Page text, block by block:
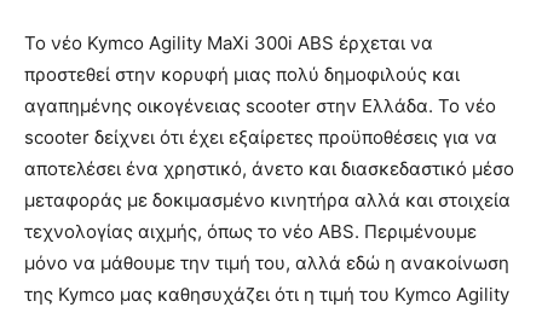
Το νέο Kymco Agility MaXi 300i ABS έρχεται να
προστεθεί στην κορυφή μιας πολύ δημοφιλούς και
αγαπημένης οικογένειας scooter στην Ελλάδα. Το νέο
scooter δείχνει ότι έχει εξαίρετες προϋποθέσεις για να
αποτελέσει ένα χρηστικό, άνετο και διασκεδαστικό μέσο
μεταφοράς με δοκιμασμένο κινητήρα αλλά και στοιχεία
τεχνολογίας αιχμής, όπως το νέο ABS. Περιμένουμε
μόνο να μάθουμε την τιμή του, αλλά εδώ η ανακοίνωση
της Kymco μας καθησυχάζει ότι η τιμή του Kymco Agility